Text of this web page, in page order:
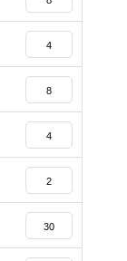
4
8
4
2
30